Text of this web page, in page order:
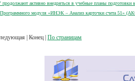
активно внедряться в учебные планы подготовки
модуля «ИНЭК – Анализ карточки счета 51»
| Конец | По страницам